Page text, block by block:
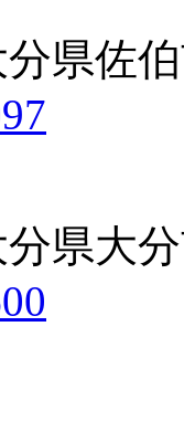
分県佐
分県大